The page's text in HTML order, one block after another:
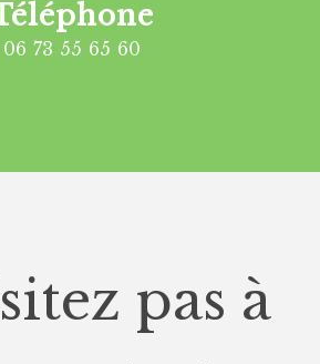
06 73 55 65 60
pas à